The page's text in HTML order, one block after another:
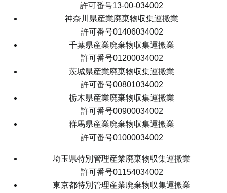
許可番号13-00-034002
神奈川県産業廃棄物収集運搬業
許可番号01406034002
千葉県産業廃棄物収集運搬業
許可番号01200034002
茨城県産業廃棄物収集運搬業
許可番号00801034002
栃木県産業廃棄物収集運搬業
許可番号00900034002
群馬県産業廃棄物収集運搬業
許可番号01000034002
埼玉県特別管理産業廃棄物収集運搬業
許可番号01154034002
東京都特別管理産業廃棄物収集運搬業